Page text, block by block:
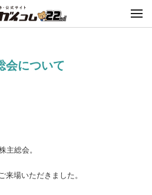
会について
主総会。
来場いただきました。